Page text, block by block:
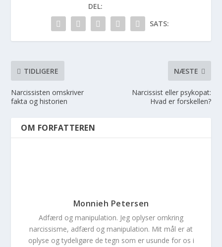
DEL:
SATS:
TIDLIGERE
Narcissisten omskriver
fakta og historien
NÆSTE
Narcissist eller psykopat:
Hvad er forskellen?
OM FORFATTEREN
Monnieh Petersen
Adfærd og manipulation. Jeg oplyser omkring
narcissisme, adfærd og manipulation. Mit mål er at
oplyse og tydeligøre de tegn som er usunde for os i